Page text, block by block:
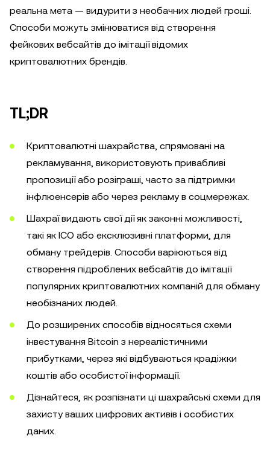
реальна мета — видурити з необачних людей гроші.
Способи можуть змінюватися від створення
фейкових вебсайтів до імітації відомих
криптовалютних брендів.
TL;DR
Криптовалютні шахрайства, спрямовані на
рекламування, використовують привабливі
пропозиції або розіграші, часто за підтримки
інфлюенсерів або через рекламу в соцмережах.
Шахраї видають свої дії як законні можливості,
такі як ICO або ексклюзивні платформи, для
обману трейдерів. Способи варіюються від
створення підроблених вебсайтів до імітації
популярних криптовалютних компаній для обману
необізнаних людей.
До розширених способів відносяться схеми
інвестування Bitcoin з нереалістичними
прибутками, через які відбуваються крадіжки
коштів або особистої інформації.
Дізнайтеся, як розпізнати ці шахрайські схеми для
захисту ваших цифрових активів і особистих
даних.